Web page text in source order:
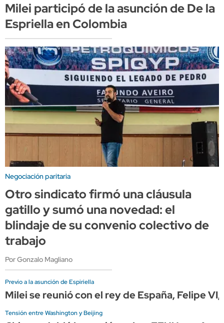
Milei participó de la asunción de De la
Espriella en Colombia
Negociación paritaria
Otro sindicato firmó una cláusula
gatillo y sumó una novedad: el
blindaje de su convenio colectivo de
trabajo
Por Gonzalo Magliano
Previo a la asunción de Espiriella
Milei se reunió con el rey de España, Felipe
Tensión entre Washington y Beijing